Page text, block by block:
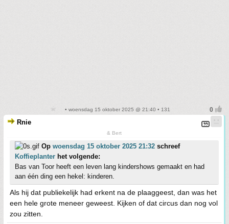
• woensdag 15 oktober 2025 @ 21:40 • 131
Rnie
& Bert
Op woensdag 15 oktober 2025 21:32 schreef
Koffieplanter het volgende:
Bas van Toor heeft een leven lang kindershows gemaakt en had
aan één ding een hekel: kinderen.
Als hij dat publiekelijk had erkent na de plaaggeest, dan was het
een hele grote meneer geweest. Kijken of dat circus dan nog vol
zou zitten.